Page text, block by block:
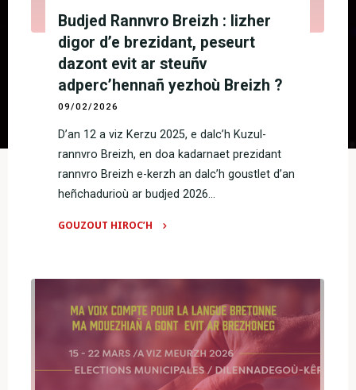
Budjed Rannvro Breizh : lizher
digor d’e brezidant, peseurt
dazont evit ar steuñv
adperc’hennañ yezhoù Breizh ?
09/02/2026
D’an 12 a viz Kerzu 2025, e dalc’h Kuzul-
rannvro Breizh, en doa kadarnaet prezidant
rannvro Breizh e-kerzh an dalc’h goustlet d’an
heñchadurioù ar budjed 2026…
GOUZOUT HIROC’H
Breizh
lizher
brezidant,